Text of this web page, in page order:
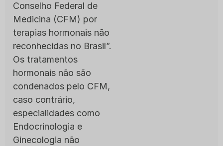
Conselho Federal de
Medicina (CFM) por
terapias hormonais não
reconhecidas no Brasil”.
Os tratamentos
hormonais não são
condenados pelo CFM,
caso contrário,
especialidades como
Endocrinologia e
Ginecologia não